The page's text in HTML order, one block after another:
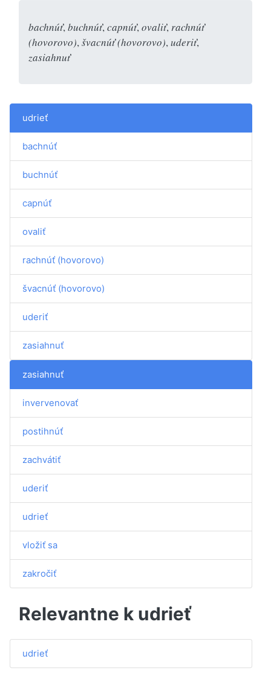
bachnúť, buchnúť, capnúť, ovaliť, rachnúť
(hovorovo), švacnúť (hovorovo), uderiť,
zasiahnuť
udrieť
bachnúť
buchnúť
capnúť
ovaliť
rachnúť (hovorovo)
švacnúť (hovorovo)
uderiť
zasiahnuť
zasiahnuť
invervenovať
postihnúť
zachvátiť
uderiť
udrieť
vložiť sa
zakročiť
Relevantne k udrieť
udrieť